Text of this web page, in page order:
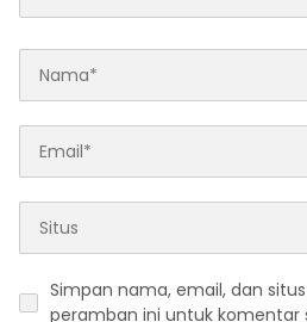
Simpan nama, email, dan
peramban ini untuk komentar